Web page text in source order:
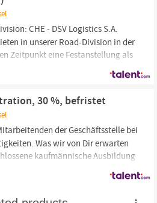
CHE - DSV Logistics S.A.
in unserer Road-Division in der
Zeitpunkt eine Festanstellung als
Team ist verantwortlich für die
30 %, befristet
der Geschäftsstelle bei
Was wir von Dir erwarten
kaufmännische Ausbildung
im Bereich
im Umgang mit gängigen EDV-